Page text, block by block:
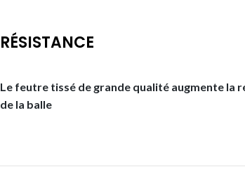
RÉSISTANCE
Le feutre tissé de grande qualité augmente la
de la balle